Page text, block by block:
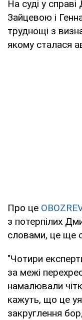
На суді у
Зайцевою і
труднощі з
якому сталася
Про це
з потерпілих
словами, це ще
"Чотири
за межі
намалювали
кажуть, що це
закруглення